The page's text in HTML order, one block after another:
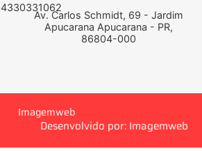
4330331062
Av. Carlos Schmidt, 69 - Jardim
Apucarana Apucarana - PR,
86804-000
Imagemweb
Desenvolvido por: Imagemweb